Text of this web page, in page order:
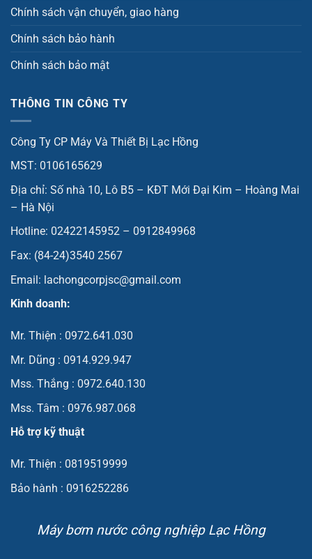
Chính sách vận chuyển, giao hàng
Chính sách bảo hành
Chính sách bảo mật
THÔNG TIN CÔNG TY
Công Ty CP Máy Và Thiết Bị Lạc Hồng
MST: 0106165629
Địa chỉ: Số nhà 10, Lô B5 – KĐT Mới Đại Kim – Hoàng Mai
– Hà Nội
Hotline: 02422145952 – 0912849968
Fax: (84-24)3540 2567
Email: lachongcorpjsc@gmail.com
Kinh doanh:
Mr. Thiện : 0972.641.030
Mr. Dũng : 0914.929.947
Mss. Thắng : 0972.640.130
Mss. Tâm : 0976.987.068
Hỗ trợ kỹ thuật
Mr. Thiện : 0819519999
Bảo hành : 0916252286
Máy bơm nước công nghiệp Lạc Hồng